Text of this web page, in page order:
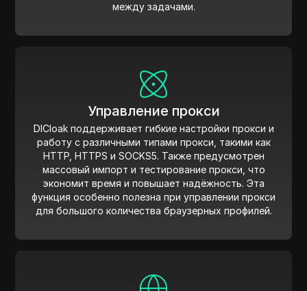
между задачами.
Управление прокси
DICloak поддерживает гибкие настройки прокси и
работу с различными типами прокси, такими как
HTTP, HTTPS и SOCKS5. Также предусмотрен
массовый импорт и тестирование прокси, что
экономит время и повышает надёжность. Эта
функция особенно полезна при управлении прокси
для большого количества браузерных профилей.